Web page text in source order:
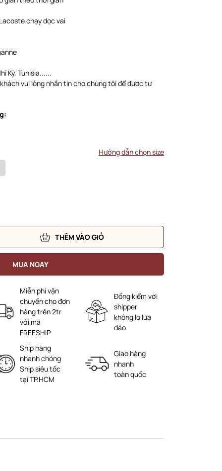
chạy dọc vai
Kỳ, Tunisia......
vui lòng nhắn tin cho chúng tôi để đươc tư
Hướng dẫn chọn size
THÊM VÀO GIỎ
MUA NGAY
Miễn phí vận
chuyển cho đơn
hàng trên 2tr
với mã
FREESHIP
Đồng kiểm với
shipper
không lo lừa
đảo
Ship hàng
nhanh chóng
Ship siêu tốc
tại TP.HCM
Giao hàng
nhanh
toàn quốc